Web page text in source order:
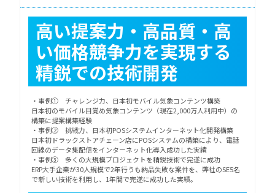
高い提案力・高品質・高
い価格競争力を実現する
精鋭での技術開発
・事例① チャレンジ力、日本初モバイル気象コンテンツ構築
日本初のモバイル目覚め気象コンテンツ（現在2,000万人利用中）の
構築に提案構築経験
・事例② 挑戦力、日本初POSシステムインターネット化開発構築
日本初ドラックストアチェーン店にPOSシステムの構築により、電話
回線のデータ集配信をインターネット化導入成功した実績
・事例③ 多くの大規模プロジェクトを精鋭技術で完遂に成功
ERP大手企業が30人規模で2年行うも納品失敗な案件を、弊社のSE5名
で新しい技術を利用し、1年間で完遂に成功した実績。